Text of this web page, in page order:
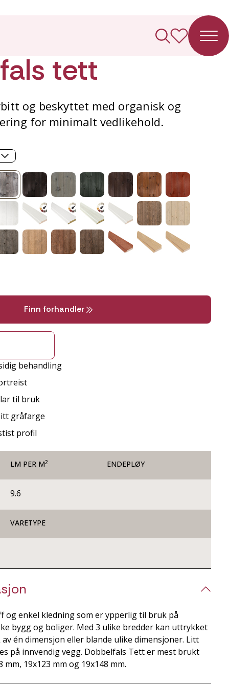
tett
og beskyttet med organisk og
for minimalt vedlikehold.
Finn forhandler
behandling
til bruk
gråfarge
profil
LM PER M2 ENDEPLØY
9.6
VARETYPE
og enkel kledning som er ypperlig til bruk på
bygg og boliger. Med 3 ulike bredder kan uttrykket
én dimensjon eller blande ulike dimensjoner. Litt
på innvendig vegg. Dobbelfals Tett er mest brukt
19x123 mm og 19x148 mm.